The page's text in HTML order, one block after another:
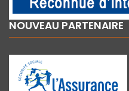
NOUVEAU PARTENAIRE